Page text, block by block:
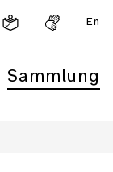
En
Sammlung